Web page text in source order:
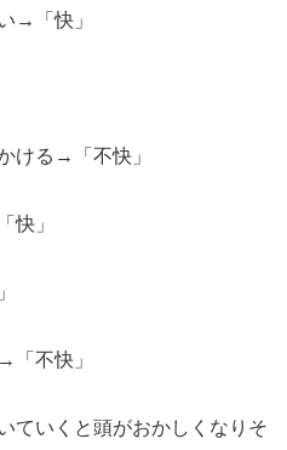
→「快」
ける→「不快」
快」
「不快」
ていくと頭がおかしくなりそ